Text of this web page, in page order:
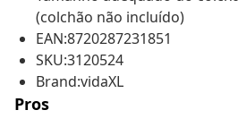
(colchão não incluído)
EAN:8720287231851
SKU:3120524
Brand:vidaXL
Pros